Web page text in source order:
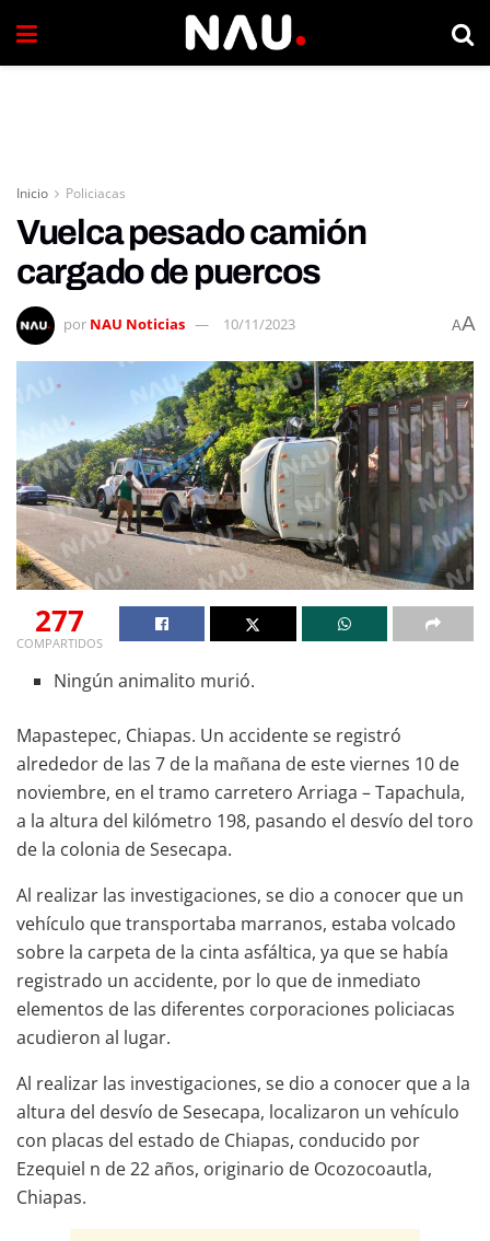
Inicio Policiacas
Vuelca pesado camión
cargado de puercos
por NAU Noticias 10/11/2023 AA
277
COMPARTIDOS
Ningún animalito murió.
Mapastepec, Chiapas. Un accidente se registró
alrededor de las 7 de la mañana de este viernes 10 de
noviembre, en el tramo carretero Arriaga – Tapachula,
a la altura del kilómetro 198, pasando el desvío del toro
de la colonia de Sesecapa.
Al realizar las investigaciones, se dio a conocer que un
vehículo que transportaba marranos, estaba volcado
sobre la carpeta de la cinta asfáltica, ya que se había
registrado un accidente, por lo que de inmediato
elementos de las diferentes corporaciones policiacas
acudieron al lugar.
Al realizar las investigaciones, se dio a conocer que a la
altura del desvío de Sesecapa, localizaron un vehículo
con placas del estado de Chiapas, conducido por
Ezequiel n de 22 años, originario de Ocozocoautla,
Chiapas.